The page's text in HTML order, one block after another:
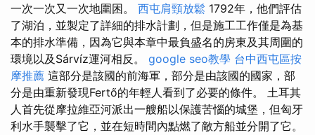
一次一次又一次地圍困。 西屯肩頸放鬆 1792年，他們評估
了湖泊，並製定了詳細的排水計劃，但是施工工作僅是為基
本的排水準備，因為它與本章中最負盛名的房東及其周圍的
環境以及Sárvíz運河相反。 google seo教學 台中西屯區按
摩推薦 這部分是該國的前海軍，部分是由該國的國家，部
分是由重新發現Fertő的年輕人看到了必要的條件。 土耳其
人首先從摩拉維亞河派出一艘船以保護苦惱的城堡，但匈牙
利水手襲擊了它，並在短時間內點燃了敵方船並分開了它。